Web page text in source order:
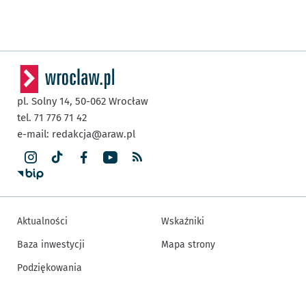
pl. Solny 14, 50-062 Wrocław
tel. 71 776 71 42
e-mail: redakcja@araw.pl
Aktualności
Baza inwestycji
Podziękowania
Wskaźniki
Mapa strony